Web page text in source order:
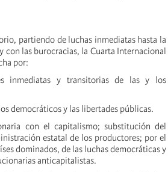
partiendo de luchas inmediatas hasta la
con las burocracias, la Cuarta Internacional
por:
inmediatas y transitorias de las y los
democráticos y las libertades públicas.
con el capitalismo; substitución del
estatal de los productores; por el
dominados, de las luchas democráticas y
anticapitalistas.